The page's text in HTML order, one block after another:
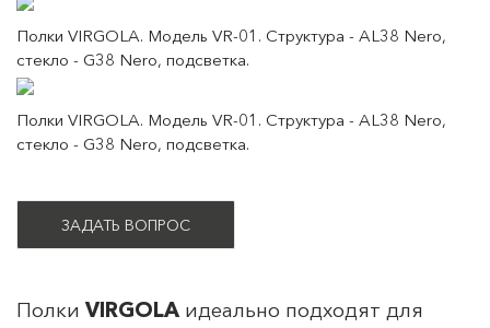
Полки VIRGOLA. Модель VR-01. Структура - AL38 Nero,
стекло - G38 Nero, подсветка.
Полки VIRGOLA. Модель VR-01. Структура - AL38 Nero,
стекло - G38 Nero, подсветка.
ЗАДАТЬ ВОПРОС
ПолкиVIRGOLA идеально подходят для